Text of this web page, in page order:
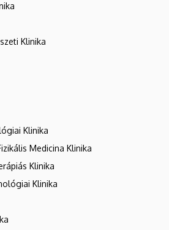
Klinika
Klinika
Medicina Klinika
Klinika
Klinika